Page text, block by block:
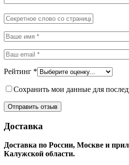
Рейтинг *
Сохранить мои данные для
Доставка
Доставка по России, Москве и
Калужской области.